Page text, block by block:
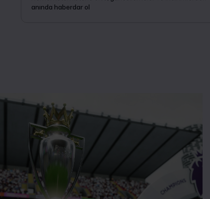
anında haberdar ol